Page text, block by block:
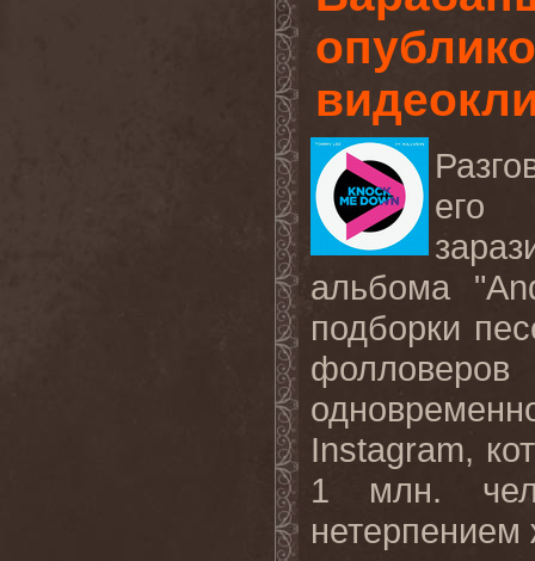
его
альбома "
подборки
Instagram,
1 млн.
нетерпением